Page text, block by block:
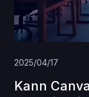
2025/04/17
Kann